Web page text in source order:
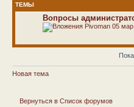
ТЕМЫ
Вопросы
Pivoman 05 мар
Новая тема
Вернуться в Список форумов